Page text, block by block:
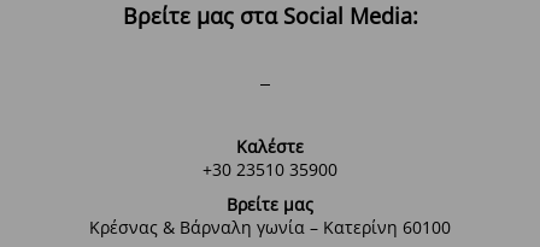
Βρείτε μας στα Social Media:
Καλέστε
+30 23510 35900
Βρείτε μας
Κρέσνας & Βάρναλη γωνία – Κατερίνη 60100